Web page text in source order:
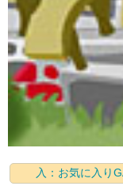
入：お気に入り